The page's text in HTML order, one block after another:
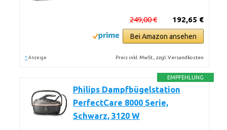
192,65 €
249,00 €
Bei Amazon ansehen
* Anzeige Preis inkl. MwSt., zzgl. Versandkosten
EMPFEHLUNG
Philips Dampfbügelstation
PerfectCare 8000 Serie,
Schwarz, 3120 W